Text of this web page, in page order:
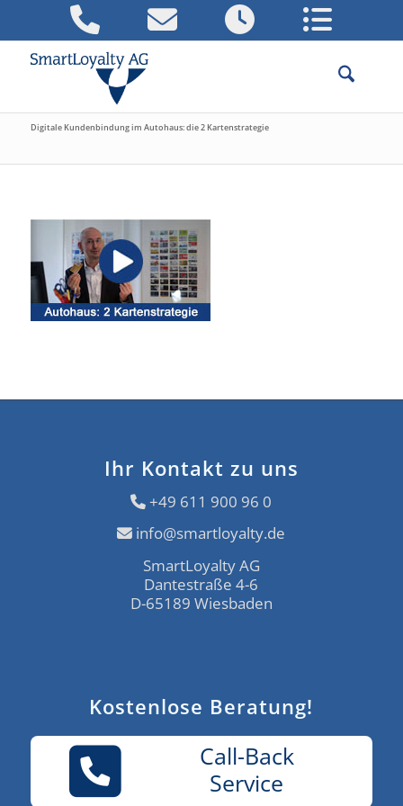
Digitale Kundenbindung im Autohaus: die 2 Kartenstrategie
Ihr Kontakt zu uns
+49 611 900 96 0
info@smartloyalty.de
SmartLoyalty AG
Dantestraße 4-6
D-65189 Wiesbaden
Kostenlose Beratung!
Call-Back
Service